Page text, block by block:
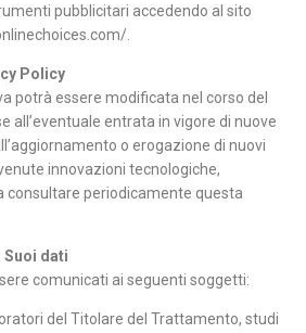
pubblicitari accedendo al sito
.
Policy
potrà essere modificata nel corso del
all’eventuale entrata in vigore di nuove
o erogazione di nuovi
innovazioni tecnologiche,
consultare periodicamente questa
Suoi dati
comunicati ai seguenti soggetti:
del Titolare del Trattamento, studi